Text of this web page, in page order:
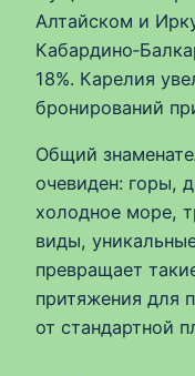
Алтайском и
18%. Карелия
бронирований
Общий
очевиден: горы,
холодное море,
виды,
превращает
притяжения для
от стандартной